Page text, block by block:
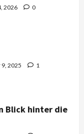
2026 0
2025 1
Blick hinter die